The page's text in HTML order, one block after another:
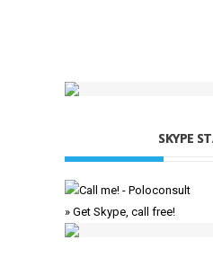
SKYPE
» Get Skype, call free!